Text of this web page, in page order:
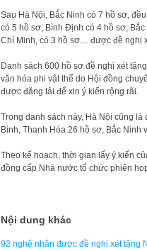
Sau Hà Nội, Bắc Ninh có 7 hồ sơ,
có 5 hồ sơ; Bình Định có 4 hồ sơ;
Chí Minh, có 3 hồ sơ… được đề nghị
Danh sách 600 hồ sơ đề nghị xét
văn hóa phi vật thể do Hội đồng
được đăng tải để xin ý kiến rộng rãi.
Trong danh sách này, Hà Nội cũng
Bình, Thanh Hóa 26 hồ sơ, Bắc Ninh
Theo kế hoạch, thời gian lấy ý kiến
đồng cấp Nhà nước tổ chức phiên
Nội dung khác
92 nghệ nhân được đề nghị xét tặng